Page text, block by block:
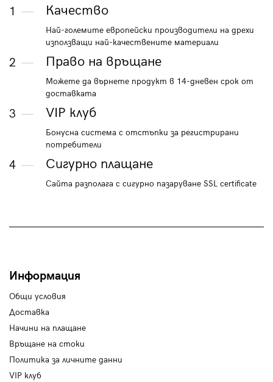
1 Качество
Най-големите европейски производители на дрехи
използващи най-качествените материали
2 Право на връщане
Можете да върнете продукт в 14-дневен срок от
доставката
3 VIP клуб
Бонусна система с отстъпки за регистрирани
потребители
4 Сигурно плащане
Сайта разполага с сигурно пазаруване SSL certificate
Информация
Общи условия
Доставка
Начини на плащане
Връщане на стоки
Политика за личните данни
VIP клуб